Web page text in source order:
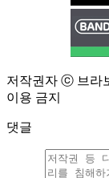
저작권자 ⓒ 브라
이용 금지
댓글